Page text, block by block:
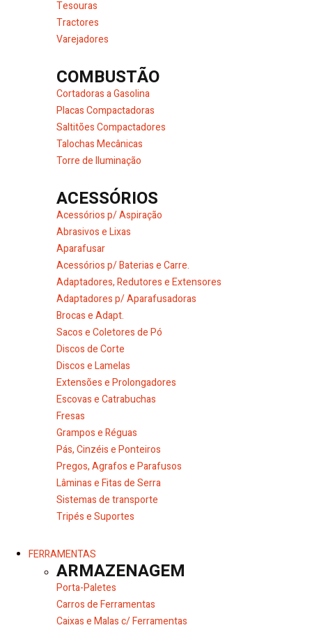
Tesouras
Tractores
Varejadores
COMBUSTÃO
Cortadoras a Gasolina
Placas Compactadoras
Saltitões Compactadores
Talochas Mecânicas
Torre de Iluminação
ACESSÓRIOS
Acessórios p/ Aspiração
Abrasivos e Lixas
Aparafusar
Acessórios p/ Baterias e Carre.
Adaptadores, Redutores e Extensores
Adaptadores p/ Aparafusadoras
Brocas e Adapt.
Sacos e Coletores de Pó
Discos de Corte
Discos e Lamelas
Extensões e Prolongadores
Escovas e Catrabuchas
Fresas
Grampos e Réguas
Pás, Cinzéis e Ponteiros
Pregos, Agrafos e Parafusos
Lâminas e Fitas de Serra
Sistemas de transporte
Tripés e Suportes
FERRAMENTAS
ARMAZENAGEM
Porta-Paletes
Carros de Ferramentas
Caixas e Malas c/ Ferramentas